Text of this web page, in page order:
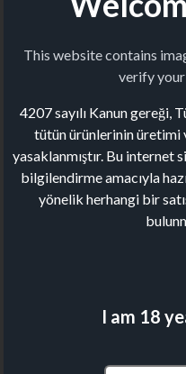
This website contains
verify
4207 sayılı Kanun gereği,
tütün ürünlerinin üretimi
yasaklanmıştır. Bu internet
bilgilendirme amacıyla
yönelik herhangi bir
I am 18